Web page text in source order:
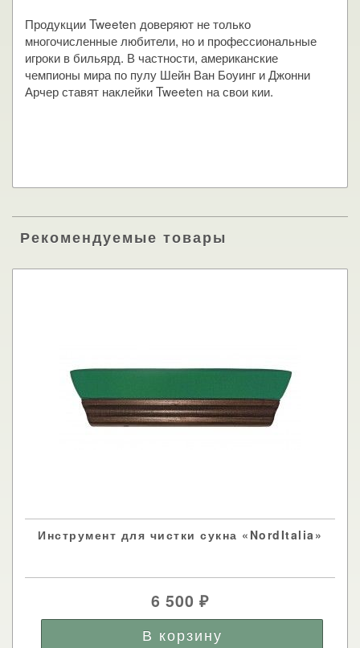
Продукции Tweeten доверяют не только
многочисленные любители, но и профессиональные
игроки в бильярд. В частности, американские
чемпионы мира по пулу Шейн Ван Боуинг и Джонни
Арчер ставят наклейки Tweeten на свои кии.
Рекомендуемые товары
Инструмент для чистки сукна «NordItalia»
6 500₽